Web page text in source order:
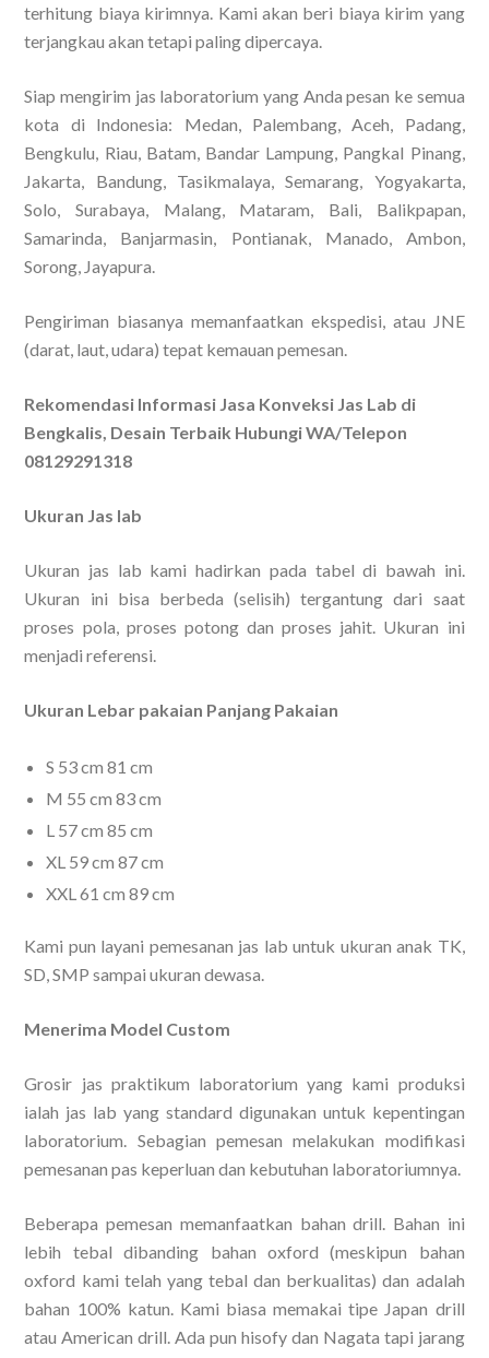
terhitung biaya kirimnya. Kami akan beri biaya kirim yang
terjangkau akan tetapi paling dipercaya.
Siap mengirim jas laboratorium yang Anda pesan ke semua
kota di Indonesia: Medan, Palembang, Aceh, Padang,
Bengkulu, Riau, Batam, Bandar Lampung, Pangkal Pinang,
Jakarta, Bandung, Tasikmalaya, Semarang, Yogyakarta,
Solo, Surabaya, Malang, Mataram, Bali, Balikpapan,
Samarinda, Banjarmasin, Pontianak, Manado, Ambon,
Sorong, Jayapura.
Pengiriman biasanya memanfaatkan ekspedisi, atau JNE
(darat, laut, udara) tepat kemauan pemesan.
Rekomendasi Informasi Jasa Konveksi Jas Lab di
Bengkalis, Desain Terbaik Hubungi WA/Telepon
08129291318
Ukuran Jas lab
Ukuran jas lab kami hadirkan pada tabel di bawah ini.
Ukuran ini bisa berbeda (selisih) tergantung dari saat
proses pola, proses potong dan proses jahit. Ukuran ini
menjadi referensi.
Ukuran Lebar pakaian Panjang Pakaian
S 53 cm 81 cm
M 55 cm 83 cm
L 57 cm 85 cm
XL 59 cm 87 cm
XXL 61 cm 89 cm
Kami pun layani pemesanan jas lab untuk ukuran anak TK,
SD, SMP sampai ukuran dewasa.
Menerima Model Custom
Grosir jas praktikum laboratorium yang kami produksi
ialah jas lab yang standard digunakan untuk kepentingan
laboratorium. Sebagian pemesan melakukan modifikasi
pemesanan pas keperluan dan kebutuhan laboratoriumnya.
Beberapa pemesan memanfaatkan bahan drill. Bahan ini
lebih tebal dibanding bahan oxford (meskipun bahan
oxford kami telah yang tebal dan berkualitas) dan adalah
bahan 100% katun. Kami biasa memakai tipe Japan drill
atau American drill. Ada pun hisofy dan Nagata tapi jarang